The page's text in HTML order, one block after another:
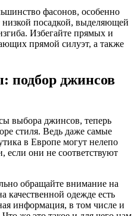
фасонов, особенно
посадкой, выделяющей
Избегайте прямых и
прямой силуэт, а также
подбор джинсов
выбора джинсов, теперь
стиля. Ведь даже самые
в Европе могут нелепо
если они не соответствуют
обращайте внимание на
качественной одежде есть
информация, в том числе и